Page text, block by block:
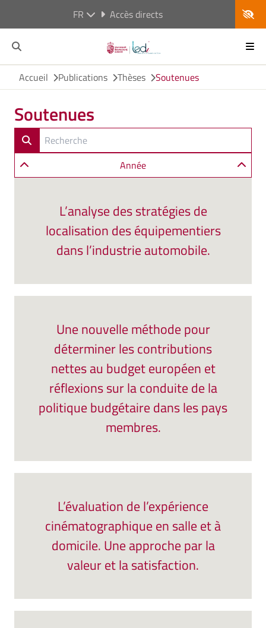
FR Accès directs
Accueil Publications Thèses Soutenues
Soutenues
Année
L’analyse des stratégies de
localisation des équipementiers
dans l’industrie automobile.
Une nouvelle méthode pour
déterminer les contributions
nettes au budget européen et
réflexions sur la conduite de la
politique budgétaire dans les pays
membres.
L’évaluation de l’expérience
cinématographique en salle et à
domicile. Une approche par la
valeur et la satisfaction.